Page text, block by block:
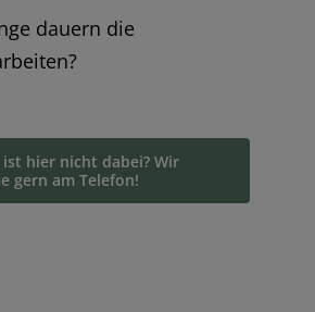
dauern die
ist hier nicht dabei? Wir
gern am Telefon!